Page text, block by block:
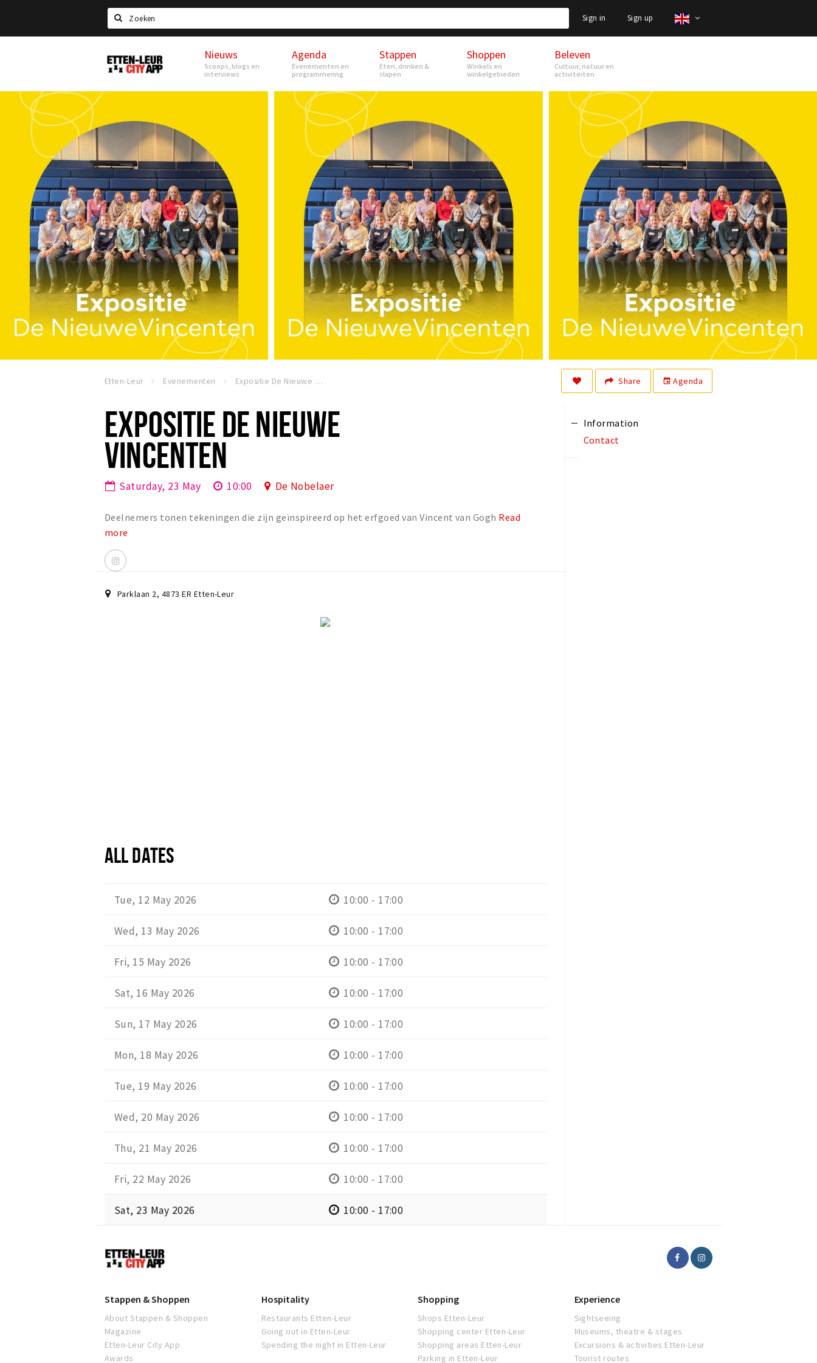
Search
Sign in Sign up
Etten-
Leur
Nieuws
Scoops, blogs en
interviews
Agenda
Evenementen en
programmering
Stappen
Eten, drinken &
slapen
Shoppen
Winkels en
winkelgebieden
Beleven
Cultuur, natuur en
activiteiten
Etten-Leur Evenementen Expositie De Nieuwe Vincenten Share event Agenda
EXPOSITIE DE NIEUWE
VINCENTEN
Saturday, 23 May 10:00 De Nobelaer
Deelnemers tonen tekeningen die zijn geïnspireerd op het erfgoed van Vincent van Gogh Read
more
Parklaan 2, 4873 ER Etten-Leur
ALL DATES
Tue, 12 May 2026 10:00 - 17:00
Wed, 13 May 2026 10:00 - 17:00
Fri, 15 May 2026 10:00 - 17:00
Sat, 16 May 2026 10:00 - 17:00
Sun, 17 May 2026 10:00 - 17:00
Mon, 18 May 2026 10:00 - 17:00
Tue, 19 May 2026 10:00 - 17:00
Wed, 20 May 2026 10:00 - 17:00
Thu, 21 May 2026 10:00 - 17:00
Fri, 22 May 2026 10:00 - 17:00
Sat, 23 May 2026 10:00 - 17:00
Information
Contact
Etten-
Leur
Stappen & Shoppen
About Stappen & Shoppen
Magazine
Etten-Leur City App
Awards
Hospitality
Restaurants Etten-Leur
Going out in Etten-Leur
Spending the night in Etten-Leur
Shopping
Shops Etten-Leur
Shopping center Etten-Leur
Shopping areas Etten-Leur
Parking in Etten-Leur
Experience
Sightseeing
Museums, theatre & stages
Excursions & activities Etten-Leur
Tourist routes